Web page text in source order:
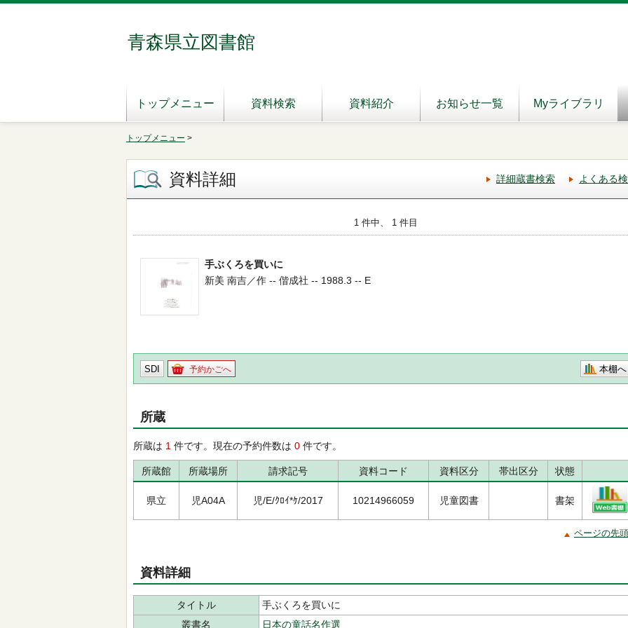
青森県立図書館
トップメニュー 資料検索 資料紹介 お知らせ一覧 Myライブラリ
トップメニュー >
資料詳細 詳細蔵書検索 よくある
1 件中、 1 件目
手ぶくろを買いに
新美 南吉／作 -- 偕成社 -- 1988.3 -- E
SDI 予約かごへ 本棚へ
所蔵
所蔵は 1 件です。現在の予約件数は 0 件です。
所蔵館 所蔵場所 請求記号 資料コード 資料区分 帯出区分 状態
県立 児A04A 児/E/ｸﾛｲ*ｹ/2017 10214966059 児童図書 書架
ページの先
資料詳細
タイトル
手ぶくろを買いに
叢書名
日本の童話名作選